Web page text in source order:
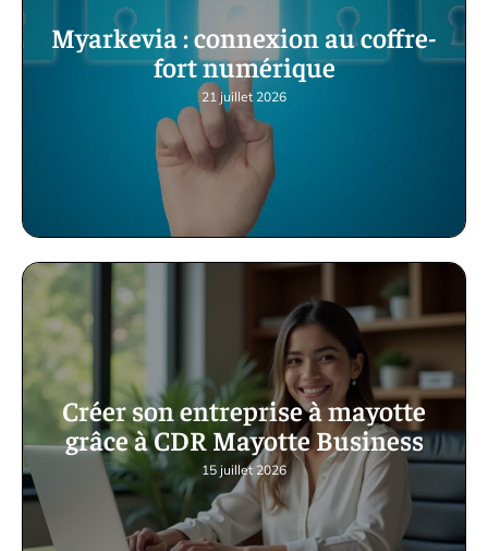
Myarkevia : connexion au coffre-
fort numérique
21 juillet 2026
Créer son entreprise à mayotte
grâce à CDR Mayotte Business
15 juillet 2026